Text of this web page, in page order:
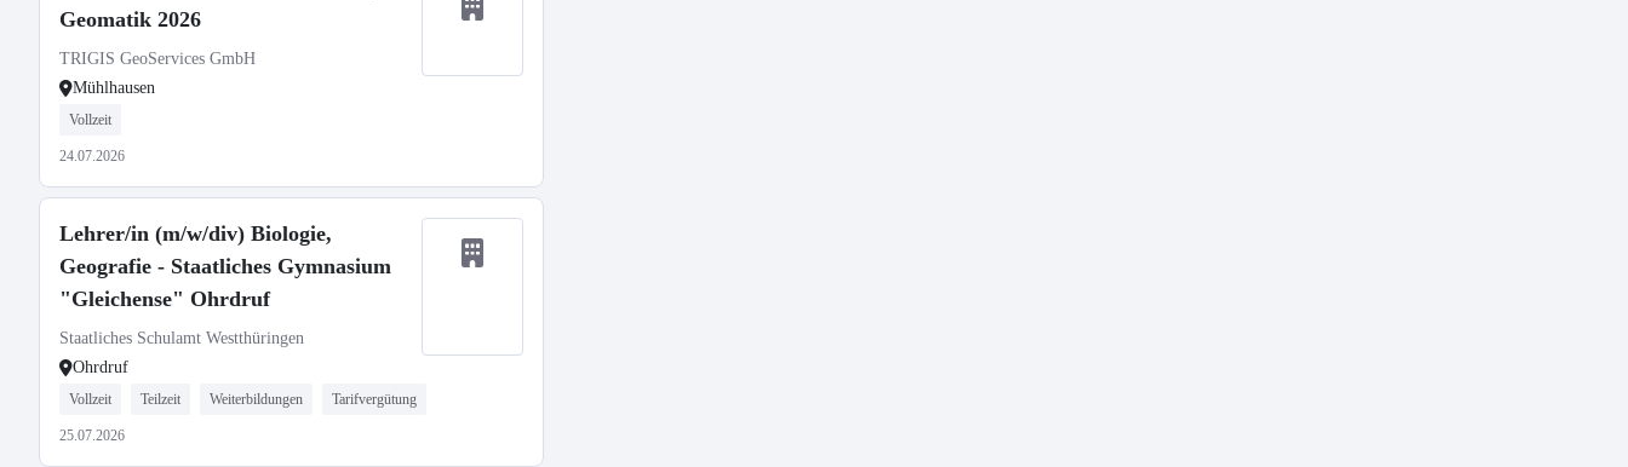
Geomatik 2026
TRIGIS GeoServices GmbH
Mühlhausen
Vollzeit
24.07.2026
Lehrer/in (m/w/div) Biologie,
Geografie - Staatliches Gymnasium
"Gleichense" Ohrdruf
Staatliches Schulamt Westthüringen
Ohrdruf
Vollzeit Teilzeit Weiterbildungen Tarifvergütung
25.07.2026